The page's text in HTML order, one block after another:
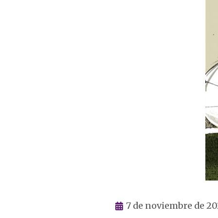
7 de noviembre de